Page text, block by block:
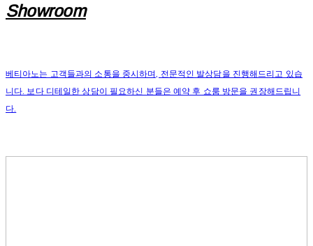
Showroom
베티아노는 고객들과의 소통을 중시하며, 전문적인 발상담을 진행해드리고 있습
니다. 보다 디테일한 상담이 필요하신 분들은 예약 후 쇼룸 방문을 권장해드립니
다.